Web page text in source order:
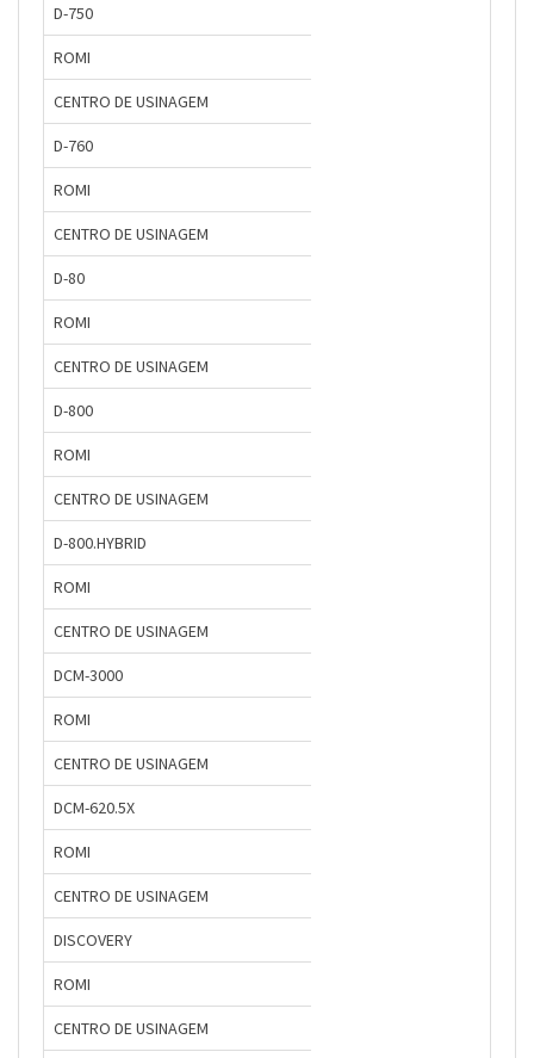
D-750
ROMI
CENTRO DE USINAGEM
D-760
ROMI
CENTRO DE USINAGEM
D-80
ROMI
CENTRO DE USINAGEM
D-800
ROMI
CENTRO DE USINAGEM
D-800.HYBRID
ROMI
CENTRO DE USINAGEM
DCM-3000
ROMI
CENTRO DE USINAGEM
DCM-620.5X
ROMI
CENTRO DE USINAGEM
DISCOVERY
ROMI
CENTRO DE USINAGEM